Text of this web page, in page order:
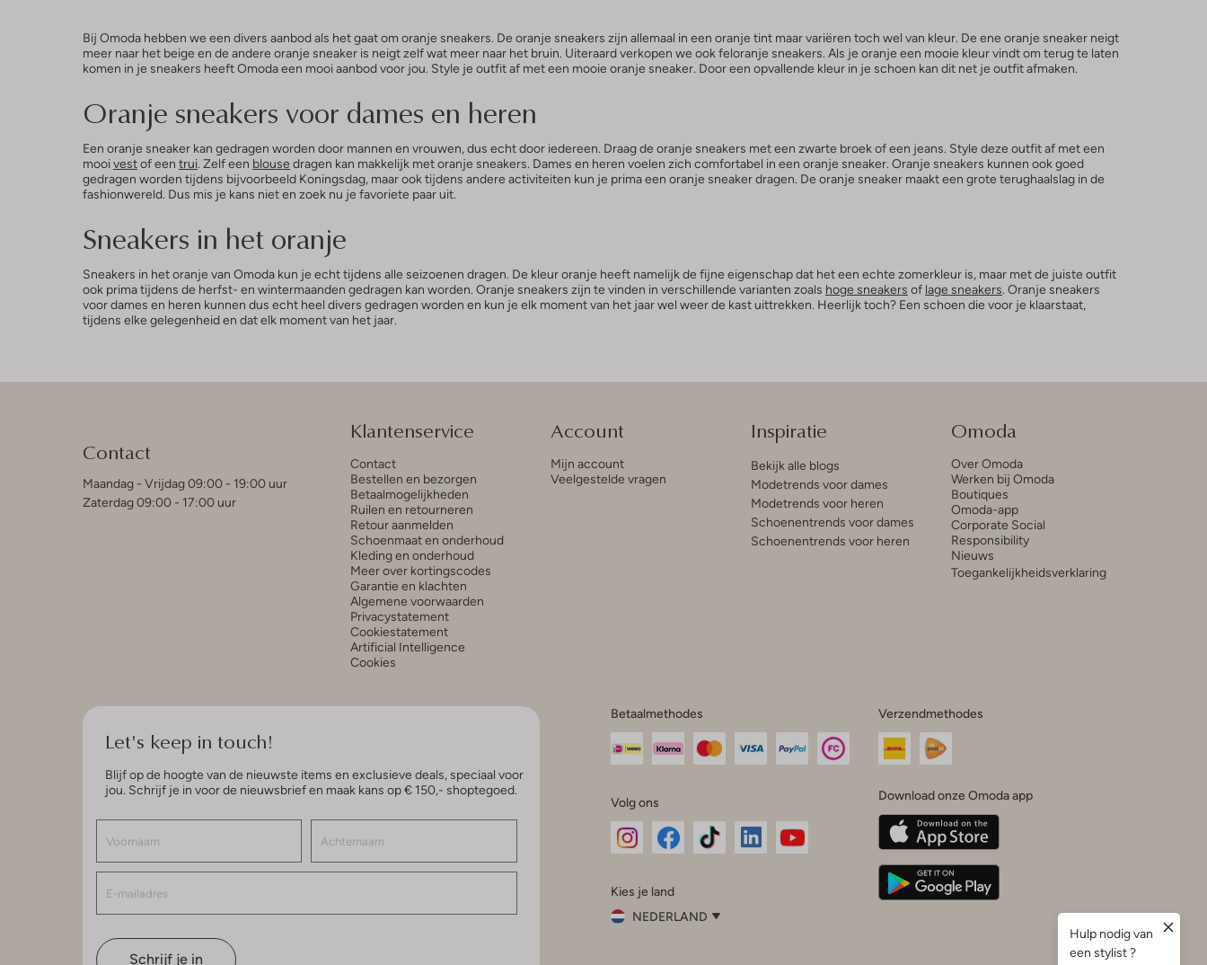
Bij Omoda hebben we een divers aanbod als het gaat om oranje sneakers. De oranje sneakers zijn allemaal in een oranje tint maar variëren toch wel van kleur. De ene oranje sneaker neigt
meer naar het beige en de andere oranje sneaker is neigt zelf wat meer naar het bruin. Uiteraard verkopen we ook feloranje sneakers. Als je oranje een mooie kleur vindt om terug te laten
komen in je sneakers heeft Omoda een mooi aanbod voor jou. Style je outfit af met een mooie oranje sneaker. Door een opvallende kleur in je schoen kan dit net je outfit afmaken.
Oranje sneakers voor dames en heren
Een oranje sneaker kan gedragen worden door mannen en vrouwen, dus echt door iedereen. Draag de oranje sneakers met een zwarte broek of een jeans. Style deze outfit af met een
mooivestof een trui. Zelf een blouse dragen kan makkelijk met oranje sneakers. Dames en heren voelen zich comfortabel in een oranje sneaker. Oranje sneakers kunnen ook goed
gedragen worden tijdens bijvoorbeeld Koningsdag, maar ook tijdens andere activiteiten kun je prima een oranje sneaker dragen. De oranje sneaker maakt een grote terughaalslag in de
fashionwereld. Dus mis je kans niet en zoek nu je favoriete paar uit.
Sneakers in het oranje
Sneakers in het oranje van Omoda kun je echt tijdens alle seizoenen dragen. De kleur oranje heeft namelijk de fijne eigenschap dat het een echte zomerkleur is, maar met de juiste outfit
ook prima tijdens de herfst- en wintermaanden gedragen kan worden. Oranje sneakers zijn te vinden in verschillende varianten zoals hoge sneakers of lage sneakers. Oranje sneakers
voor dames en heren kunnen dus echt heel divers gedragen worden en kun je elk moment van het jaar wel weer de kast uittrekken. Heerlijk toch? Een schoen die voor je klaarstaat,
tijdens elke gelegenheid en dat elk moment van het jaar.
Contact
Maandag - Vrijdag 09:00 - 19:00 uur
Zaterdag 09:00 - 17:00 uur
Klantenservice
Contact
Bestellen en bezorgen
Betaalmogelijkheden
Ruilen en retourneren
Retour aanmelden
Schoenmaat en onderhoud
Kleding en onderhoud
Meer over kortingscodes
Garantie en klachten
Algemene voorwaarden
Privacystatement
Cookiestatement
Artificial Intelligence
Cookies
Account
Mijn account
Veelgestelde vragen
Inspiratie
Bekijk alle blogs
Modetrends voor dames
Modetrends voor heren
Schoenentrends voor dames
Schoenentrends voor heren
Omoda
Over Omoda
Werken bij Omoda
Boutiques
Omoda-app
Corporate Social
Responsibility
Nieuws
Toegankelijkheidsverklaring
Let's keep in touch!
Blijf op de hoogte van de nieuwste items en exclusieve deals, speciaal voor
jou. Schrijf je in voor de nieuwsbrief en maak kans op € 150,- shoptegoed.
Schrijf je in
Betaalmethodes
Volg ons
InstagramFacebook
Kies je land
NEDERLAND
Verzendmethodes
Download onze Omoda app